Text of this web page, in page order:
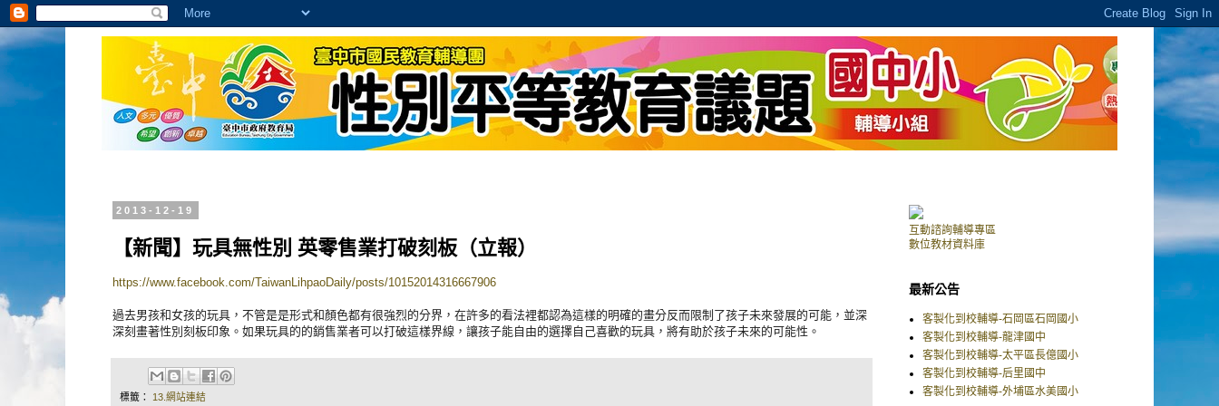
2013-12-19
【新聞】玩具無性別 英零售業打破刻板（立報）
https://www.facebook.com/TaiwanLihpaoDaily/posts/10152014316667906
過去男孩和女孩的玩具，不管是是形式和顏色都有很強烈的分界， 在許多的看法裡都認為這樣的明確的畫分反而限制了孩子未來發展的可能，並深
深刻畫著性別刻板印象。 如果玩具的的銷售業者可以打破這樣界線， 讓孩子能自由的選擇自己喜歡的玩具，將有助於孩子未來的可能性。
標籤： 13.網站連結
互動諮詢輔導專區
數位教材資料庫
最新公告
客製化到校輔導-石岡區石岡國小
客製化到校輔導-龍津國中
客製化到校輔導-太平區長億國小
客製化到校輔導-后里國中
客製化到校輔導-外埔區水美國小